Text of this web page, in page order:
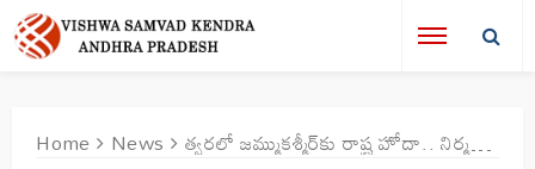
Home News త్వరలో జమ్ముకశ్మీర్‌కు రాష్ట్ర హోదా‌.. నిర్మలా సంకేతం